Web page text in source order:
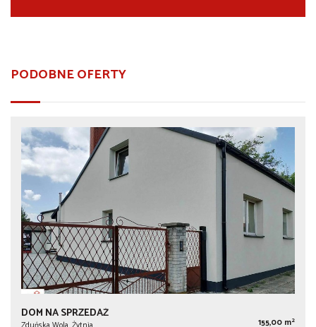
PODOBNE OFERTY
DOM NA SPRZEDAŻ
155,00 m2